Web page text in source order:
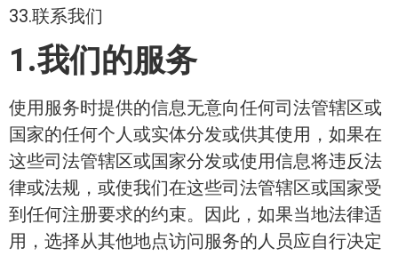
33.联系我们
1.我们的服务
使用服务时提供的信息无意向任何司法管辖区或
国家的任何个人或实体分发或供其使用，如果在
这些司法管辖区或国家分发或使用信息将违反法
律或法规，或使我们在这些司法管辖区或国家受
到任何注册要求的约束。因此，如果当地法律适
用，选择从其他地点访问服务的人员应自行决定